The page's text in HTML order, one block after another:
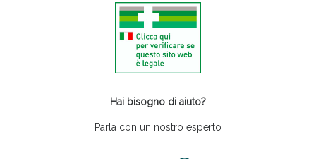
Hai bisogno di aiuto?
Parla con un nostro esperto